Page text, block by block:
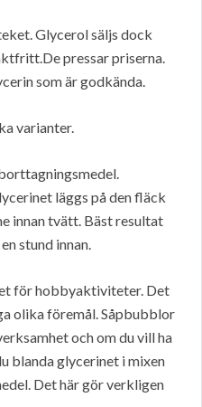
Glycerol säljs dock
pressar priserna.
som är godkända.
varianter.
läggs på den fläck
innan tvätt. Bäst resultat
stund innan.
för hobbyaktiviteter. Det
olika föremål. Såpbubblor
och om du vill ha
blanda glycerinet i mixen
Det här gör verkligen